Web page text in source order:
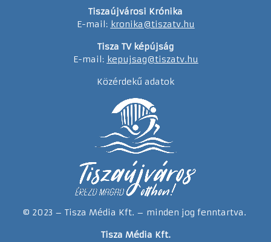
Tiszaújvárosi Krónika
E-mail: kronika@tiszatv.hu
Tisza TV képújság
E-mail: kepujsag@tiszatv.hu
Közérdekű adatok
© 2023 – Tisza Média Kft. – minden jog fenntartva.
Tisza Média Kft.